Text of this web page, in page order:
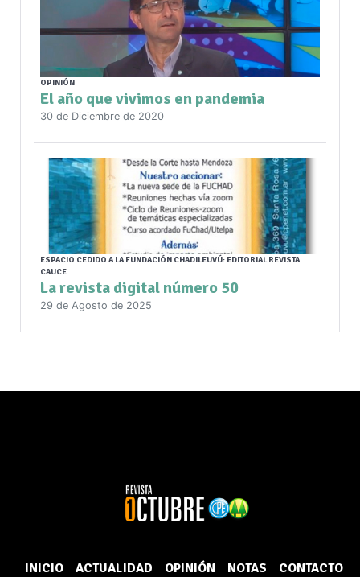
OPINIÓN
El año que vivimos en pandemia
30 de Diciembre de 2020
ESPACIO CEDIDO A LA FUNDACIÓN CHADILEUVÚ: EDITORIAL REVISTA
CAUCE
La revista digital número 50
29 de Agosto de 2025
INICIO ACTUALIDAD OPINIÓN NOTAS
CONTACTO